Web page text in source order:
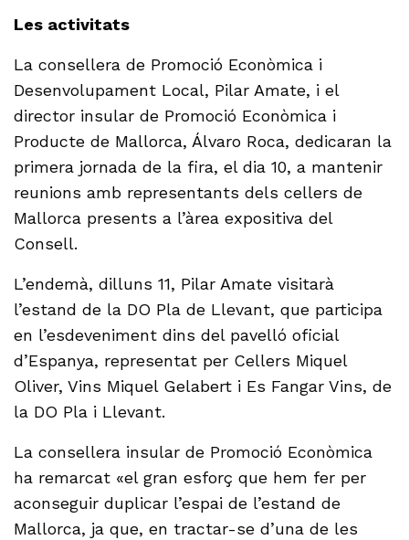
Les activitats
La consellera de Promoció Econòmica i
Desenvolupament Local, Pilar Amate, i el
director insular de Promoció Econòmica i
Producte de Mallorca, Álvaro Roca, dedicaran la
primera jornada de la fira, el dia 10, a mantenir
reunions amb representants dels cellers de
Mallorca presents a l’àrea expositiva del
Consell.
L’endemà, dilluns 11, Pilar Amate visitarà
l’estand de la DO Pla de Llevant, que participa
en l’esdeveniment dins del pavelló oficial
d’Espanya, representat per Cellers Miquel
Oliver, Vins Miquel Gelabert i Es Fangar Vins, de
la DO Pla i Llevant.
La consellera insular de Promoció Econòmica
ha remarcat «el gran esforç que hem fer per
aconseguir duplicar l’espai de l’estand de
Mallorca, ja que, en tractar-se d’una de les